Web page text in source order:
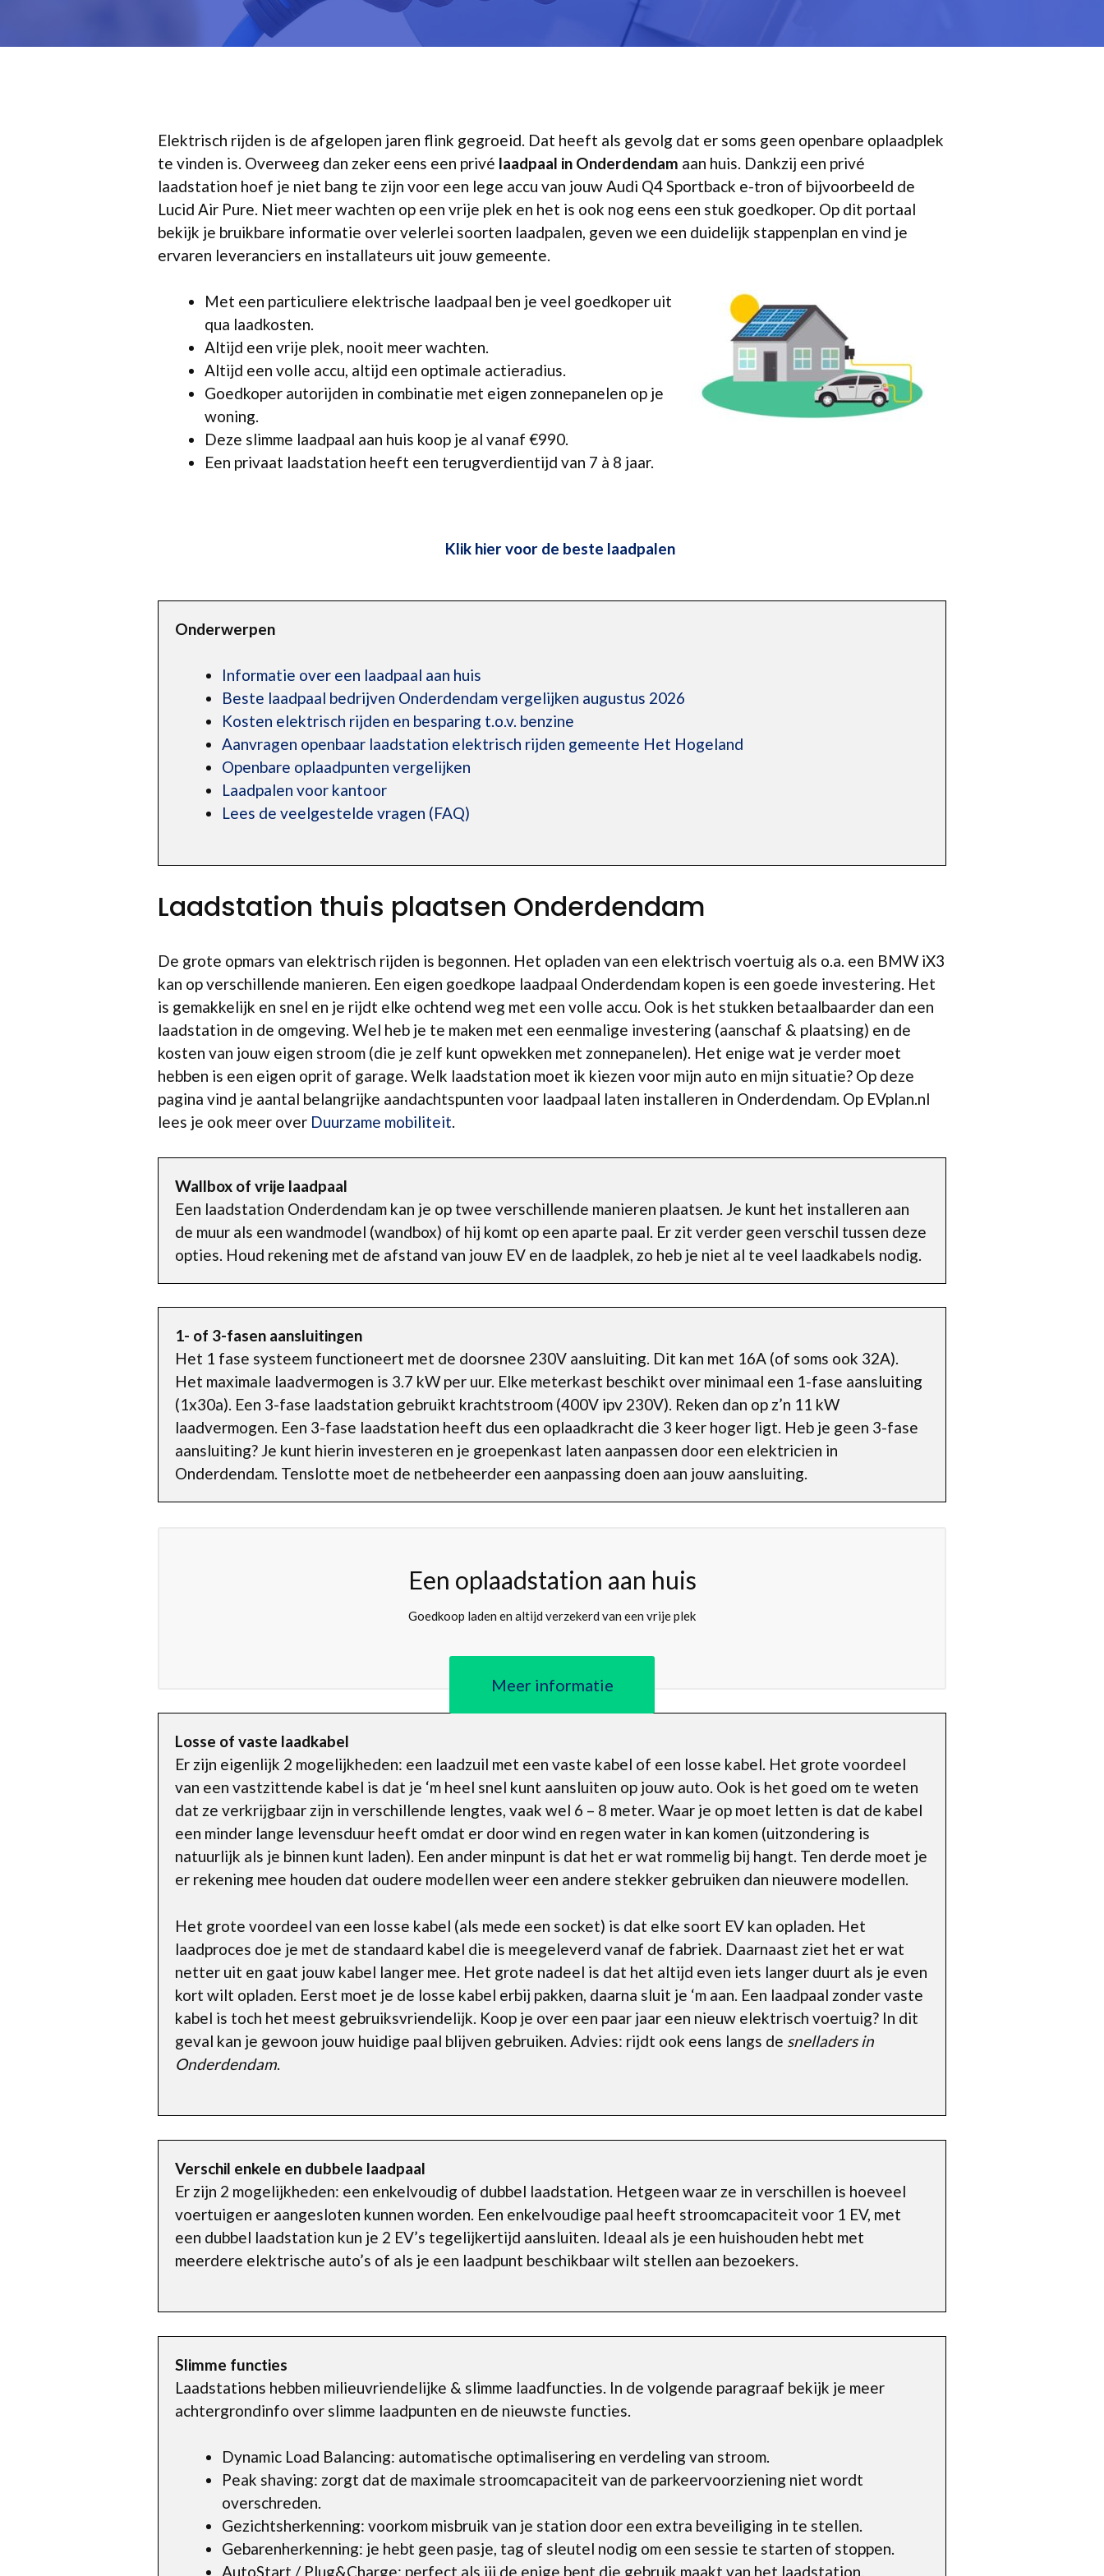
Elektrisch rijden is de afgelopen jaren flink gegroeid. Dat heeft als gevolg dat er soms geen openbare oplaadplek
te vinden is. Overweeg dan zeker eens een privé laadpaal in Onderdendam aan huis. Dankzij een privé
laadstation hoef je niet bang te zijn voor een lege accu van jouw Audi Q4 Sportback e-tron of bijvoorbeeld de
Lucid Air Pure. Niet meer wachten op een vrije plek en het is ook nog eens een stuk goedkoper. Op dit portaal
bekijk je bruikbare informatie over velerlei soorten laadpalen, geven we een duidelijk stappenplan en vind je
ervaren leveranciers en installateurs uit jouw gemeente.
Met een particuliere elektrische laadpaal ben je veel goedkoper uit
qua laadkosten.
Altijd een vrije plek, nooit meer wachten.
Altijd een volle accu, altijd een optimale actieradius.
Goedkoper autorijden in combinatie met eigen zonnepanelen op je
woning.
Deze slimme laadpaal aan huis koop je al vanaf €990.
Een privaat laadstation heeft een terugverdientijd van 7 à 8 jaar.
Klik hier voor de beste laadpalen
Onderwerpen
Informatie over een laadpaal aan huis
Beste laadpaal bedrijven Onderdendam vergelijken augustus 2026
Kosten elektrisch rijden en besparing t.o.v. benzine
Aanvragen openbaar laadstation elektrisch rijden gemeente Het Hogeland
Openbare oplaadpunten vergelijken
Laadpalen voor kantoor
Lees de veelgestelde vragen (FAQ)
Laadstation thuis plaatsen Onderdendam
De grote opmars van elektrisch rijden is begonnen. Het opladen van een elektrisch voertuig als o.a. een BMW iX3
kan op verschillende manieren. Een eigen goedkope laadpaal Onderdendam kopen is een goede investering. Het
is gemakkelijk en snel en je rijdt elke ochtend weg met een volle accu. Ook is het stukken betaalbaarder dan een
laadstation in de omgeving. Wel heb je te maken met een eenmalige investering (aanschaf & plaatsing) en de
kosten van jouw eigen stroom (die je zelf kunt opwekken met zonnepanelen). Het enige wat je verder moet
hebben is een eigen oprit of garage. Welk laadstation moet ik kiezen voor mijn auto en mijn situatie? Op deze
pagina vind je aantal belangrijke aandachtspunten voor laadpaal laten installeren in Onderdendam. Op EVplan.nl
lees je ook meer over Duurzame mobiliteit.
Wallbox of vrije laadpaal
Een laadstation Onderdendam kan je op twee verschillende manieren plaatsen. Je kunt het installeren aan
de muur als een wandmodel (wandbox) of hij komt op een aparte paal. Er zit verder geen verschil tussen deze
opties. Houd rekening met de afstand van jouw EV en de laadplek, zo heb je niet al te veel laadkabels nodig.
1- of 3-fasen aansluitingen
Het 1 fase systeem functioneert met de doorsnee 230V aansluiting. Dit kan met 16A (of soms ook 32A).
Het maximale laadvermogen is 3.7 kW per uur. Elke meterkast beschikt over minimaal een 1-fase aansluiting
(1x30a). Een 3-fase laadstation gebruikt krachtstroom (400V ipv 230V). Reken dan op z’n 11 kW
laadvermogen. Een 3-fase laadstation heeft dus een oplaadkracht die 3 keer hoger ligt. Heb je geen 3-fase
aansluiting? Je kunt hierin investeren en je groepenkast laten aanpassen door een elektricien in
Onderdendam. Tenslotte moet de netbeheerder een aanpassing doen aan jouw aansluiting.
Een oplaadstation aan huis
Goedkoop laden en altijd verzekerd van een vrije plek
Meer informatie
Losse of vaste laadkabel
Er zijn eigenlijk 2 mogelijkheden: een laadzuil met een vaste kabel of een losse kabel. Het grote voordeel
van een vastzittende kabel is dat je ‘m heel snel kunt aansluiten op jouw auto. Ook is het goed om te weten
dat ze verkrijgbaar zijn in verschillende lengtes, vaak wel 6 – 8 meter. Waar je op moet letten is dat de kabel
een minder lange levensduur heeft omdat er door wind en regen water in kan komen (uitzondering is
natuurlijk als je binnen kunt laden). Een ander minpunt is dat het er wat rommelig bij hangt. Ten derde moet je
er rekening mee houden dat oudere modellen weer een andere stekker gebruiken dan nieuwere modellen.
Het grote voordeel van een losse kabel (als mede een socket) is dat elke soort EV kan opladen. Het
laadproces doe je met de standaard kabel die is meegeleverd vanaf de fabriek. Daarnaast ziet het er wat
netter uit en gaat jouw kabel langer mee. Het grote nadeel is dat het altijd even iets langer duurt als je even
kort wilt opladen. Eerst moet je de losse kabel erbij pakken, daarna sluit je ‘m aan. Een laadpaal zonder vaste
kabel is toch het meest gebruiksvriendelijk. Koop je over een paar jaar een nieuw elektrisch voertuig? In dit
geval kan je gewoon jouw huidige paal blijven gebruiken. Advies: rijdt ook eens langs de snelladers in
Onderdendam.
Verschil enkele en dubbele laadpaal
Er zijn 2 mogelijkheden: een enkelvoudig of dubbel laadstation. Hetgeen waar ze in verschillen is hoeveel
voertuigen er aangesloten kunnen worden. Een enkelvoudige paal heeft stroomcapaciteit voor 1 EV, met
een dubbel laadstation kun je 2 EV’s tegelijkertijd aansluiten. Ideaal als je een huishouden hebt met
meerdere elektrische auto’s of als je een laadpunt beschikbaar wilt stellen aan bezoekers.
Slimme functies
Laadstations hebben milieuvriendelijke & slimme laadfuncties. In de volgende paragraaf bekijk je meer
achtergrondinfo over slimme laadpunten en de nieuwste functies.
Dynamic Load Balancing: automatische optimalisering en verdeling van stroom.
Peak shaving: zorgt dat de maximale stroomcapaciteit van de parkeervoorziening niet wordt
overschreden.
Gezichtsherkenning: voorkom misbruik van je station door een extra beveiliging in te stellen.
Gebarenherkenning: je hebt geen pasje, tag of sleutel nodig om een sessie te starten of stoppen.
AutoStart / Plug&Charge: perfect als jij de enige bent die gebruik maakt van het laadstation.